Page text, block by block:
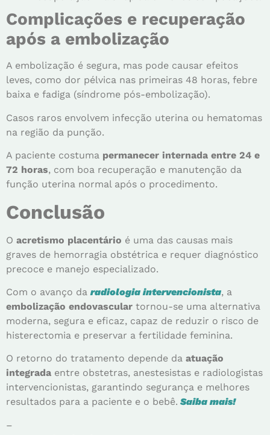
Complicações e recuperação
após a embolização
A embolização é segura, mas pode causar efeitos
leves, como dor pélvica nas primeiras 48 horas, febre
baixa e fadiga (síndrome pós-embolização).
Casos raros envolvem infecção uterina ou hematomas
na região da punção.
A paciente costuma permanecer internada entre 24 e
72 horas, com boa recuperação e manutenção da
função uterina normal após o procedimento.
Conclusão
O acretismo placentário é uma das causas mais
graves de hemorragia obstétrica e requer diagnóstico
precoce e manejo especializado.
Com o avanço daradiologia intervencionista, a
embolização endovascular tornou-se uma alternativa
moderna, segura e eficaz, capaz de reduzir o risco de
histerectomia e preservar a fertilidade feminina.
O retorno do tratamento depende da atuação
integrada entre obstetras, anestesistas e radiologistas
intervencionistas, garantindo segurança e melhores
resultados para a paciente e o bebê. Saiba mais!
–